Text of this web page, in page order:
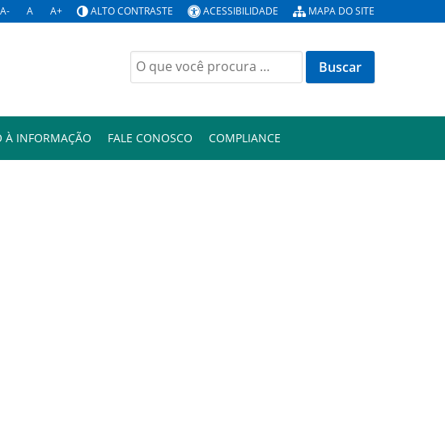
A- A A+ ALTO CONTRASTE ACESSIBILIDADE MAPA DO SITE
Buscar
por:
À INFORMAÇÃO FALE CONOSCO COMPLIANCE